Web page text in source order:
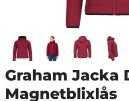
Graham Jacka
Magnetblixlås